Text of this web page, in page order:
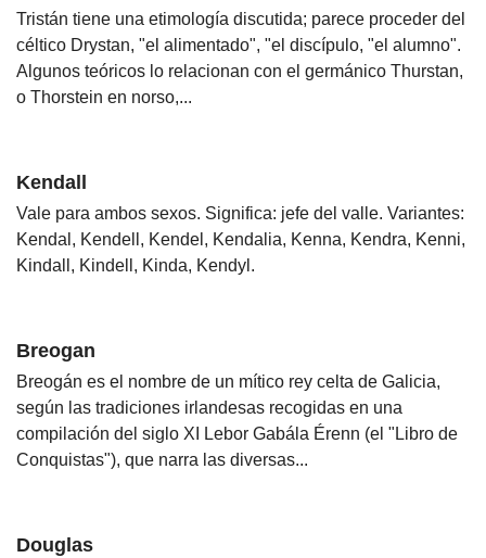
Tristán tiene una etimología discutida; parece proceder del
céltico Drystan, "el alimentado", "el discípulo, "el alumno".
Algunos teóricos lo relacionan con el germánico Thurstan,
o Thorstein en norso,...
Kendall
Vale para ambos sexos. Significa: jefe del valle. Variantes:
Kendal, Kendell, Kendel, Kendalia, Kenna, Kendra, Kenni,
Kindall, Kindell, Kinda, Kendyl.
Breogan
Breogán es el nombre de un mítico rey celta de Galicia,
según las tradiciones irlandesas recogidas en una
compilación del siglo XI Lebor Gabála Érenn (el "Libro de
Conquistas"), que narra las diversas...
Douglas